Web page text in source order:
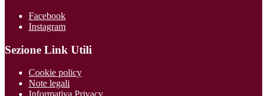
Facebook
Instagram
Sezione Link Utili
Cookie policy
Note legali